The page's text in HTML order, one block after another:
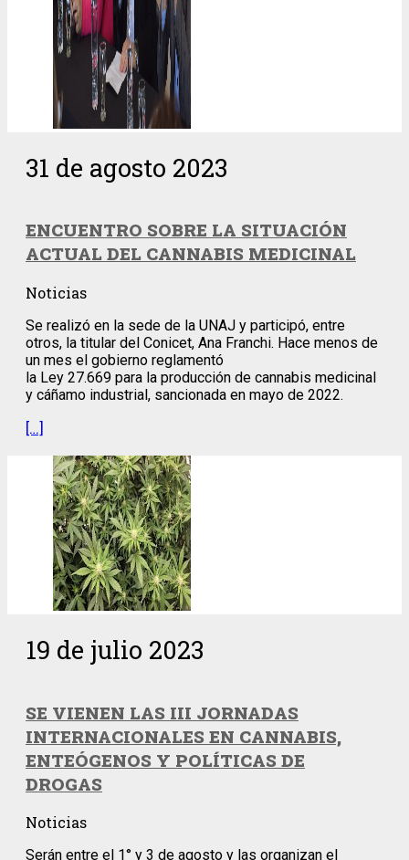
31 de agosto 2023
ENCUENTRO SOBRE LA SITUACIÓN
ACTUAL DEL CANNABIS MEDICINAL
Noticias
Se realizó en la sede de la UNAJ y participó, entre
otros, la titular del Conicet, Ana Franchi. Hace menos de
un mes el gobierno reglamentó
la Ley 27.669 para la producción de cannabis medicinal
y cáñamo industrial, sancionada en mayo de 2022.
[…]
19 de julio 2023
SE VIENEN LAS III JORNADAS
INTERNACIONALES EN CANNABIS,
ENTEÓGENOS Y POLÍTICAS DE
DROGAS
Noticias
Serán entre el 1° y 3 de agosto y las organizan el